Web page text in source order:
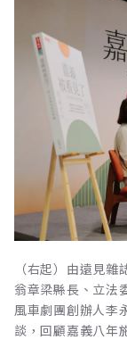
（右起）由遠見
翁章梁縣長、立法
風車劇團創辦人李
談，回顧嘉義八年